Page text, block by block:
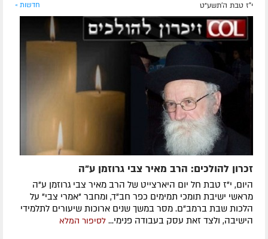
י"ז טבת ה׳תשע״ט חדשות »
זכרון להולכים: הרב מאיר צבי גרוזמן ע"ה
היום, י"ז טבת חל יום היארצייט של הרב מאיר צבי גרוזמן ע"ה
מראשי ישיבת תומכי תמימים כפר חב"ד, ומחבר "אמרי צבי" על
הלכות שבת ברמב"ם. מסר במשך שנים ארוכות שיעורים לתלמידי
הישיבה, ולצד זאת עסק בעבודה פנימי... לסיפור המלא